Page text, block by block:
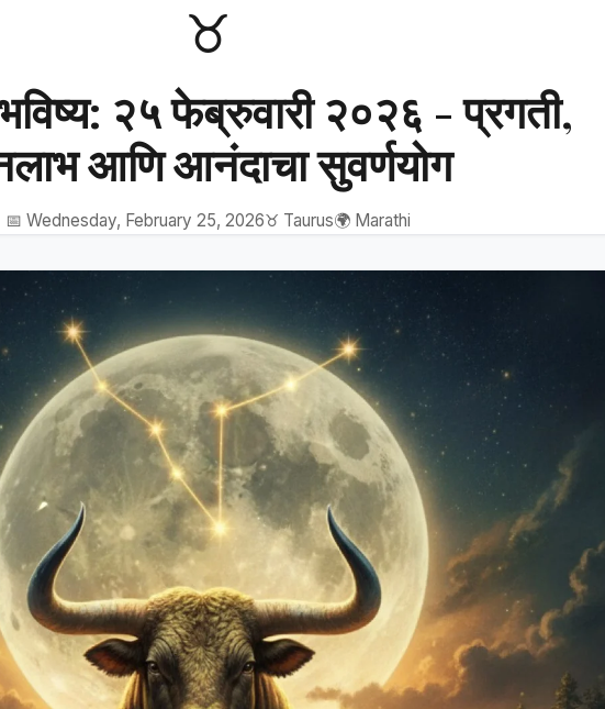
♉
२५ फेब्रुवारी २०२६ - प्रगती,
आणि आनंदाचा सुवर्णयोग
📅 Wednesday, February 25, 2026♉ Taurus🌍 Marathi